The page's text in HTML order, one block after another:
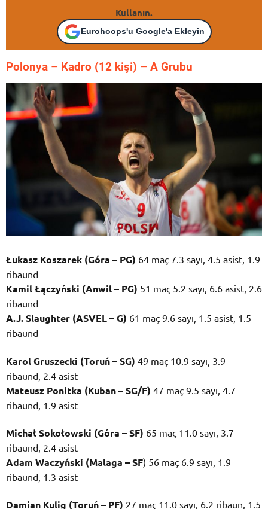
Kullanın.
Eurohoops'u Google'a Ekleyin
Polonya – Kadro (12 kişi) – A Grubu
Łukasz Koszarek (Góra – PG) 64 maç 7.3 sayı, 4.5 asist, 1.9
ribaund
Kamil Łączyński (Anwil – PG) 51 maç 5.2 sayı, 6.6 asist, 2.6
ribaund
A.J. Slaughter (ASVEL – G) 61 maç 9.6 sayı, 1.5 asist, 1.5
ribaund
Karol Gruszecki (Toruń – SG) 49 maç 10.9 sayı, 3.9
ribaund, 2.4 asist
Mateusz Ponitka (Kuban – SG/F) 47 maç 9.5 sayı, 4.7
ribaund, 1.9 asist
Michał Sokołowski (Góra – SF) 65 maç 11.0 sayı, 3.7
ribaund, 2.4 asist
Adam Waczyński (Malaga – SF) 56 maç 6.9 sayı, 1.9
ribaund, 1.3 asist
Damian Kulig (Toruń – PF) 27 maç 11.0 sayı, 6.2 ribaun, 1.5